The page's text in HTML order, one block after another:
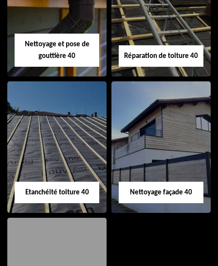
40
40
Nettoyage et pose de
gouttière 40
Nettoyage et pose
de gouttière 40
Réparation de toiture 40
Réparation de
toiture 40
Etanchéité toiture 40 Nettoyage façade 40